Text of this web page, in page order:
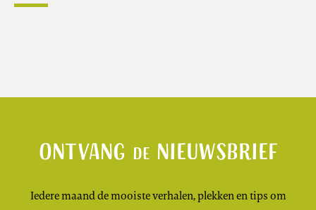
Ontvang denieuwsbrief
Iedere maand de mooiste verhalen, plekken en tips om